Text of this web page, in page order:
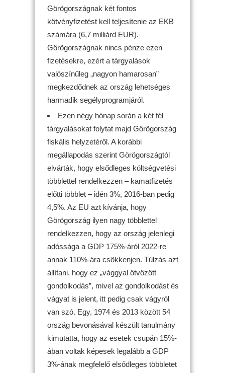
Görögországnak két fontos
kötvényfizetést kell teljesítenie az EKB
számára (6,7 milliárd EUR).
Görögországnak nincs pénze ezen
fizetésekre, ezért a tárgyalások
valószínűleg „nagyon hamarosan”
megkezdődnek az ország lehetséges
harmadik segélyprogramjáról.
Ezen négy hónap során a két fél
tárgyalásokat folytat majd Görögország
fiskális helyzetéről. A korábbi
megállapodás szerint Görögországtól
elvárták, hogy elsődleges költségvetési
többlettel rendelkezzen – kamatfizetés
előtti többlet – idén 3%, 2016-ban pedig
4,5%. Az EU azt kívánja, hogy
Görögország ilyen nagy többlettel
rendelkezzen, hogy az ország jelenlegi
adóssága a GDP 175%-áról 2022-re
annak 110%-ára csökkenjen. Túlzás azt
állítani, hogy ez „vággyal ötvözött
gondolkodás”, mivel az gondolkodást és
vágyat is jelent, itt pedig csak vágyról
van szó. Egy, 1974 és 2013 között 54
ország bevonásával készült tanulmány
kimutatta, hogy az esetek csupán 15%-
ában voltak képesek legalább a GDP
3%-ának megfelelő elsődleges többletet